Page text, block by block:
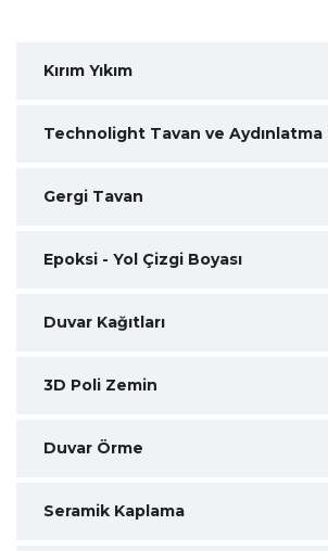
Kırım Yıkım
Technolight Tavan ve
Gergi Tavan
Epoksi - Yol Çizgi Boyası
Duvar Kağıtları
3D Poli Zemin
Duvar Örme
Seramik Kaplama